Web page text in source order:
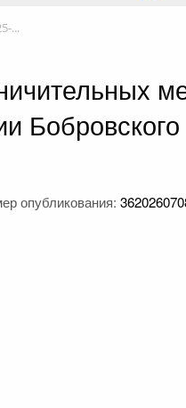
...
опубликования: